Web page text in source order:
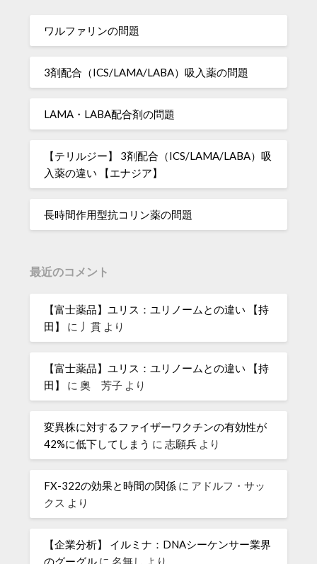
ワルファリンの問題
3剤配合（ICS/LAMA/LABA）吸入薬の問題
LAMA・LABA配合剤の問題
【テリルジー】 3剤配合（ICS/LAMA/LABA）吸
入薬の違い 【エナジア】
長時間作用型抗コリン薬の問題
最近のコメント
【富士薬品】ユリス：ユリノームとの違い 【持
田】
に 丿貫 より
【富士薬品】ユリス：ユリノームとの違い 【持
田】
に奧 芳子 より
変異株に対するファイザーワクチンの有効性が
42%に低下してしまう に志願兵 より
FX-322の効果と時間の関係 に アドルフ・サッ
クス
より
【企業分析】 イルミナ：DNAシーケンサー業界
のグーグル に 名無し より